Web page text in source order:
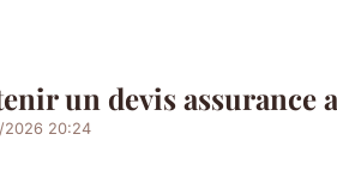
un devis assurance
2026 20:24